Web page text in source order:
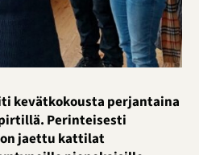
kevätkokousta perjantaina
Perinteisesti
on jaettu kattilat